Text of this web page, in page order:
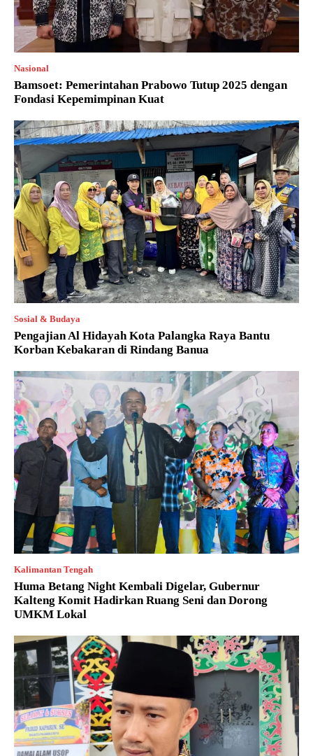
Nasional
Bamsoet: Pemerintahan Prabowo Tutup 2025 dengan
Fondasi Kepemimpinan Kuat
Sosial & Budaya
Pengajian Al Hidayah Kota Palangka Raya Bantu
Korban Kebakaran di Rindang Banua
Kalimantan Tengah
Huma Betang Night Kembali Digelar, Gubernur
Kalteng Komit Hadirkan Ruang Seni dan Dorong
UMKM Lokal